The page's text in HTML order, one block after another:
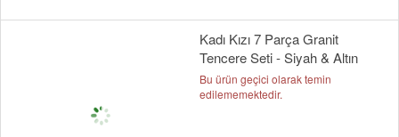
Kadı Kızı 7 Parça Granit
Tencere Seti - Siyah & Altın
Bu ürün geçici olarak temin
edilememektedir.